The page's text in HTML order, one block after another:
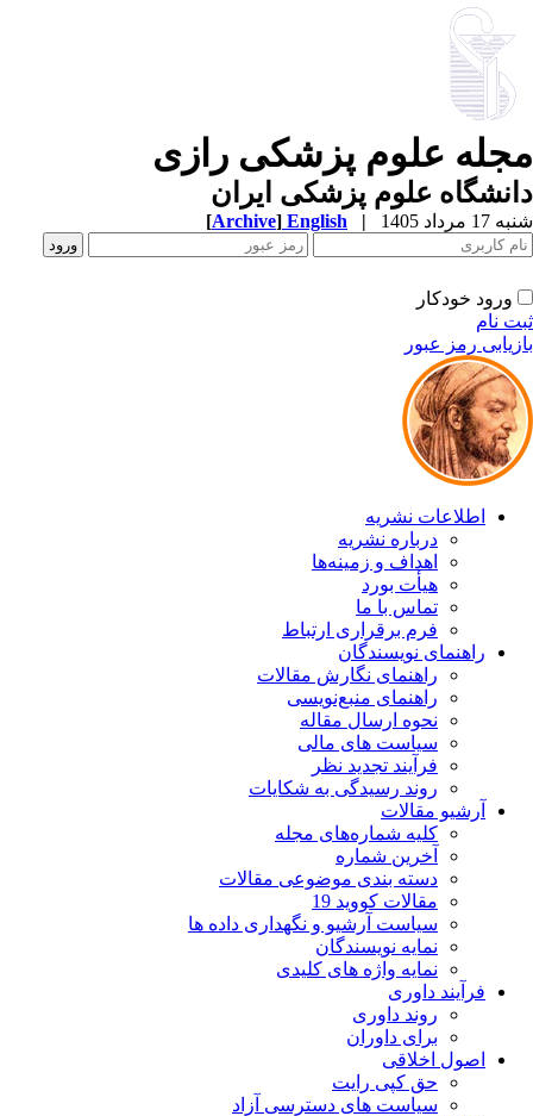
علوم پزشکی رازی
علوم پزشکی ایران
مرداد 1405 |
English
[Archive]
ورود خودکار
نام
رمز عبور
اطلاعات نشریه
درباره نشریه
اهداف و زمینه‌ها
هیأت بورد
تماس با ما
فرم برقراری ارتباط
راهنمای نویسندگان
راهنمای نگارش مقالات
راهنمای منبع‌نویسی
نحوه ارسال مقاله
سیاست های مالی
فرآیند تجدید نظر
روند رسیدگی به شکایات
آرشیو مقالات
کلیه شماره‌های مجله
آخرین شماره
دسته بندی موضوعی مقالات
مقالات کووید 19
سیاست آرشیو و نگهداری داده ها
نمایه نویسندگان
نمایه واژه های کلیدی
فرآیند داوری
روند داوری
برای داوران
اصول اخلاقی
حق کپی رایت
سیاست های دسترسی آزاد